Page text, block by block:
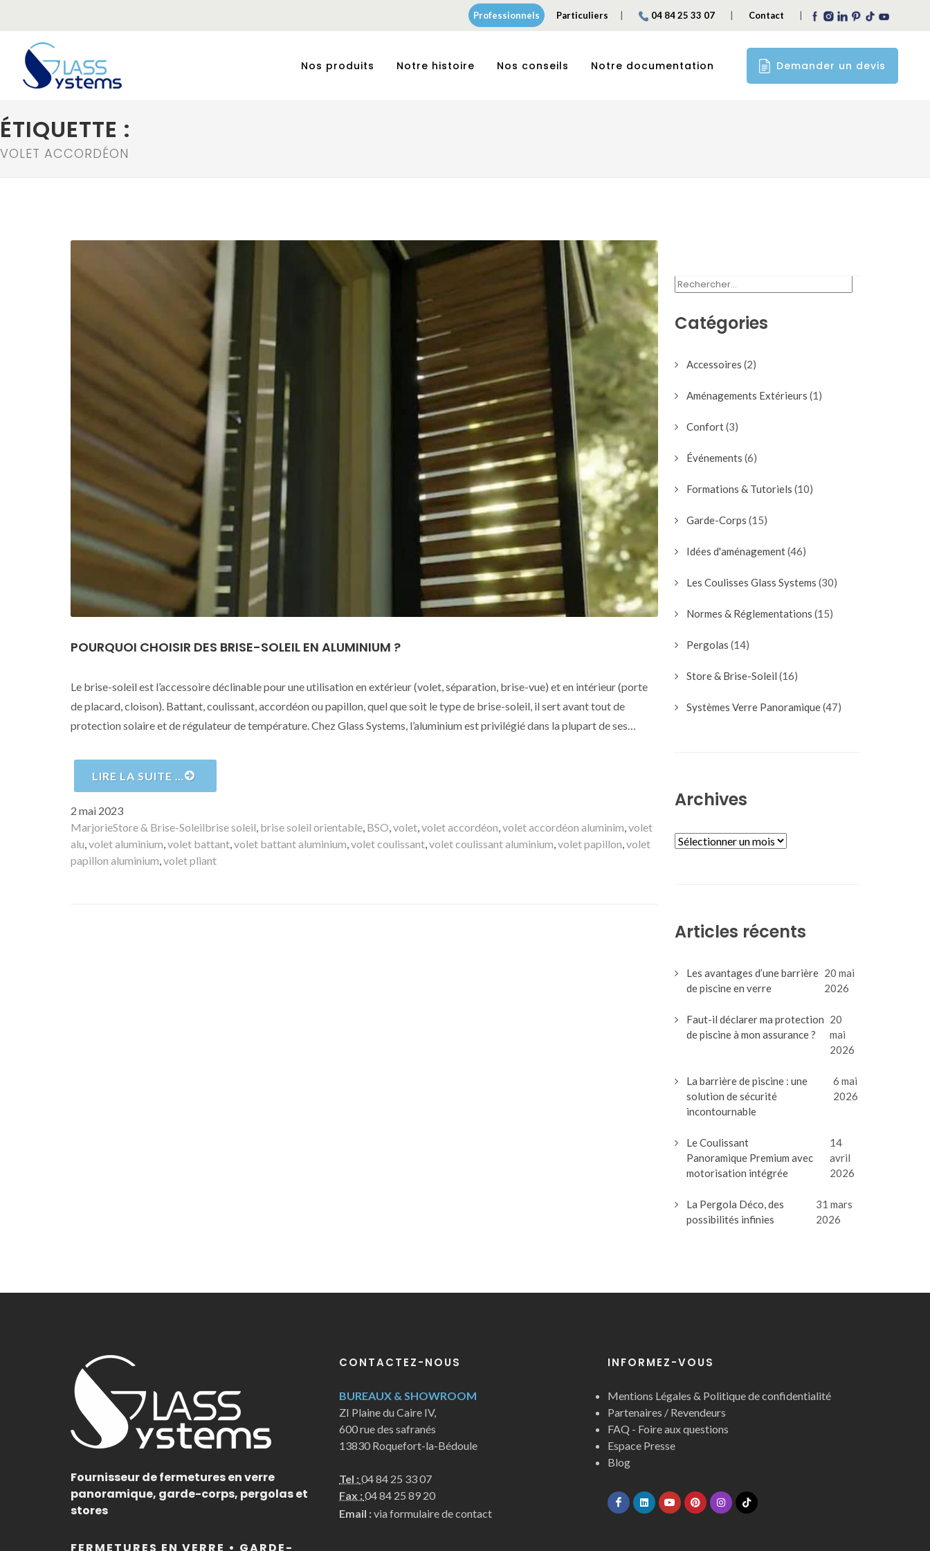
Professionnels Particuliers | 04 84 25 33 07 | Contact |
Nos produits Notre histoire Nos conseils Notre documentation Demander un devis
ÉTIQUETTE :
VOLET ACCORDÉON
POURQUOI CHOISIR DES BRISE-SOLEIL EN ALUMINIUM ?
Le brise-soleil est l’accessoire déclinable pour une utilisation en extérieur (volet, séparation, brise-vue) et en intérieur (porte
de placard, cloison). Battant, coulissant, accordéon ou papillon, quel que soit le type de brise-soleil, il sert avant tout de
protection solaire et de régulateur de température. Chez Glass Systems, l’aluminium est privilégié dans la plupart de ses…
LIRE LA SUITE …
Publié
le
2 mai 2023
Auteur
MarjorieCatégories
Store & Brise-SoleilMots-
clés
brise soleil, brise soleil orientable, BSO,volet,volet accordéon,volet accordéon aluminim,volet
alu,volet aluminium,volet battant,volet battant aluminium,volet coulissant,volet coulissant aluminium,volet papillon,volet
papillon aluminium,volet pliant
RECHERCHER :
Catégories
Accessoires (2)
Aménagements Extérieurs (1)
Confort(3)
Événements (6)
Formations & Tutoriels (10)
Garde-Corps (15)
Idées d'aménagement(46)
Les Coulisses Glass Systems (30)
Normes & Réglementations (15)
Pergolas (14)
Store & Brise-Soleil (16)
Systèmes Verre Panoramique(47)
Archives
ARCHIVES
Articles récents
Les avantages d’une barrière
de piscine en verre
20 mai
2026
Faut-il déclarer ma protection
de piscine à mon assurance ?
20
mai
2026
La barrière de piscine : une
solution de sécurité
incontournable
6 mai
2026
Le Coulissant
Panoramique Premium avec
motorisation intégrée
14
avril
2026
La Pergola Déco, des
possibilités infinies
31 mars
2026
Fournisseur de fermetures en verre
panoramique, garde-corps, pergolas et
stores
CONTACTEZ-NOUS
BUREAUX & SHOWROOM
ZI Plaine du Caire IV,
600 rue des safranés
13830 Roquefort-la-Bédoule
Tel :04 84 25 33 07
Fax :04 84 25 89 20
Email :via formulaire de contact
INFORMEZ-VOUS
Mentions Légales & Politique de confidentialité
Partenaires / Revendeurs
FAQ - Foire aux questions
Espace Presse
Blog